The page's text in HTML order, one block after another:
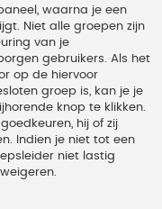
waarna je een
Niet alle groepen zijn
van je
gebruikers. Als het
op de hiervoor
groep is, kan je je
knop te klikken.
hij of zij
Indien je niet tot een
niet lastig